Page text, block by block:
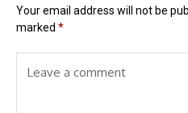
Your email address will not be
marked *